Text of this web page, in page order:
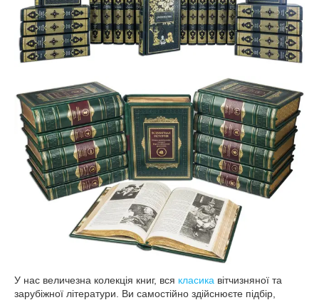
У нас величезна колекція книг, вся класика вітчизняної та
зарубіжної літератури. Ви самостійно здійснюєте підбір,